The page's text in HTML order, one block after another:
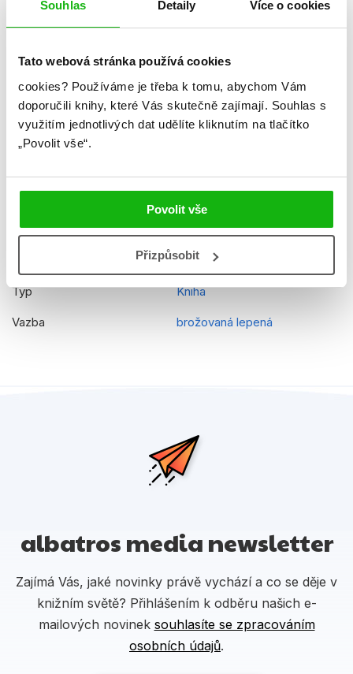
Souhlas Detaily Více o cookies
Tato webová stránka používá cookies
cookies? Používáme je třeba k tomu, abychom Vám
doporučili knihy, které Vás skutečně zajímají. Souhlas s
využitím jednotlivých dat udělíte kliknutím na tlačítko
„Povolit vše“.
Povolit vše
Přizpůsobit
Ilustrátor Didier Conrad
Číslo dílu 35
Řady Asterix
Původní název
Astérix 35 - Astérix chez les
Věk od 8
Komiksové příběhy
Typ Kniha
Vazba brožovaná lepená
albatros media newsletter
Zajímá Vás, jaké novinky právě vychází a co se děje v
knižním světě? Přihlášením k odběru našich e-
mailových novinek souhlasíte se zpracováním
osobních údajů.